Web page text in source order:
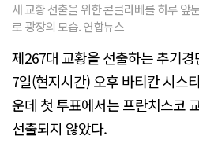
새 교황 선출을 위한 콘클라베를 하루 앞
로 광장의 모습. 연합뉴스
제267대 교황을 선출하는 추기
7일(현지시간) 오후 바티칸 시스
운데 첫 투표에서는 프란치스코
선출되지 않았다.